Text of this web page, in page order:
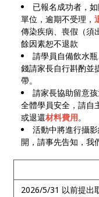
已報名成功者，
單位，逾期不受理，
傳染疾病、喪假（須
餘因素恕不退款
請學員自備飲水
錢請家長自行斟酌並
帶。
請家長協助留意
全體學員安全，請自
或退還材料費用。
活動中將進行攝
開，請事先告知，我
2026/5/31 以前提出